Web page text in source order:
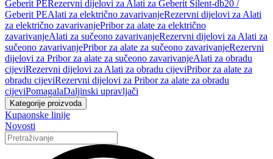
Geberit PERezervni dijelovi za Alati za Geberit Silent-db20 /
Geberit PEAlati za električno zavarivanjeRezervni dijelovi za Alati
za električno zavarivanjePribor za alate za električno
zavarivanjeAlati za sučeono zavarivanjeRezervni dijelovi za Alati za
sučeono zavarivanjePribor za alate za sučeono zavarivanjeRezervni
dijelovi za Pribor za alate za sučeono zavarivanjeAlati za obradu
cijeviRezervni dijelovi za Alati za obradu cijeviPribor za alate za
obradu cijeviRezervni dijelovi za Pribor za alate za obradu
cijeviPomagalaDaljinski upravljači
Kategorije proizvoda
Kupaonske linije
Novosti